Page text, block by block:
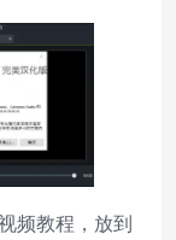
频教程，放到